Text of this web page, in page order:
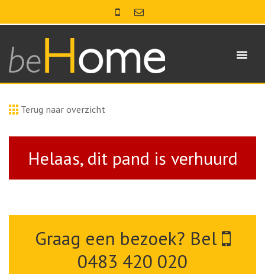
Terug naar overzicht
Helaas, dit pand is verhuurd
Graag een bezoek? Bel
0483 420 020